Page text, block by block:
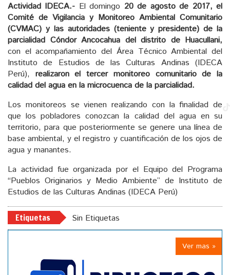
Actividad IDECA.- El domingo 20 de agosto de 2017, el
Comité de Vigilancia y Monitoreo Ambiental Comunitario
(CVMAC) y las autoridades (teniente y presidente) de la
parcialidad Cóndor Ancocahua del distrito de Huacullani,
con el acompañamiento del Área Técnico Ambiental del
Instituto de Estudios de las Culturas Andinas (IDECA
Perú), realizaron el tercer monitoreo comunitario de la
calidad del agua en la microcuenca de la parcialidad.
Los monitoreos se vienen realizando con la finalidad de
que los pobladores conozcan la calidad del agua en su
territorio, para que posteriormente se genere una línea de
base ambiental, y el registro y cuantificación de los ojos de
agua y manantes.
La actividad fue organizada por el Equipo del Programa
“Pueblos Originarios y Medio Ambiente” de Instituto de
Estudios de las Culturas Andinas (IDECA Perú)
Etiquetas Sin Etiquetas
Ver mas »